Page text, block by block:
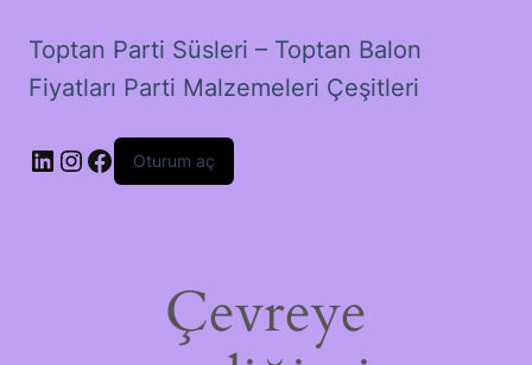
Toptan Parti Süsleri – Toptan Balon
Fiyatları Parti Malzemeleri Çeşitleri
LinkedIn
Instagram
Facebook
Oturum aç
Çevreye